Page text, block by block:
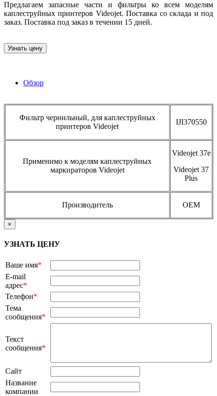
Предлагаем запасные части и фильтры ко всем моделям
каплеструйных принтеров Videojet. Поставка со склада и под
заказ. Поставка под заказ в течении 15 дней.
Узнать цену
Обзор
Фильтр чернильный, для каплеструйных
принтеров Videojet
IJI370550
Применимо к моделям каплеструйных
маркираторов Videojet
Videojet 37e
Videojet 37
Plus
Производитель OEM
×
УЗНАТЬ ЦЕНУ
Ваше имя*
E-mail
адрес*
Телефон*
Тема
сообщения*
Текст
сообщения*
Сайт
Название
компании